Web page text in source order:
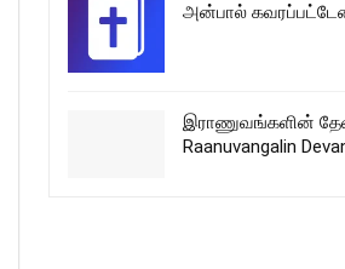
அன்பால்
இராணுவங்களின்
Raanuvangalin